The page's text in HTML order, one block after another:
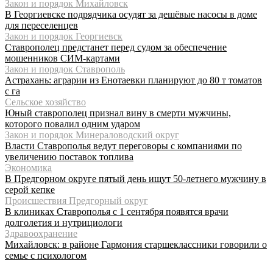
Закон и порядок Михайловск
В Георгиевске подрядчика осудят за дешёвые насосы в доме
для переселенцев
Закон и порядок Георгиевск
Ставрополец предстанет перед судом за обеспечение
мошенников СИМ-картами
Закон и порядок Ставрополь
Астрахань: аграрии из Енотаевки планируют до 80 т томатов
с га
Сельское хозяйство
Юный ставрополец признал вину в смерти мужчины,
которого повалил одним ударом
Закон и порядок Минераловодский округ
Власти Ставрополья ведут переговоры с компаниями по
увеличению поставок топлива
Экономика
В Предгорном округе пятый день ищут 50-летнего мужчину в
серой кепке
Происшествия Предгорный округ
В клиниках Ставрополья с 1 сентября появятся врачи
долголетия и нутрициологи
Здравоохранение
Михайловск: в районе Гармония старшеклассники говорили о
семье с психологом